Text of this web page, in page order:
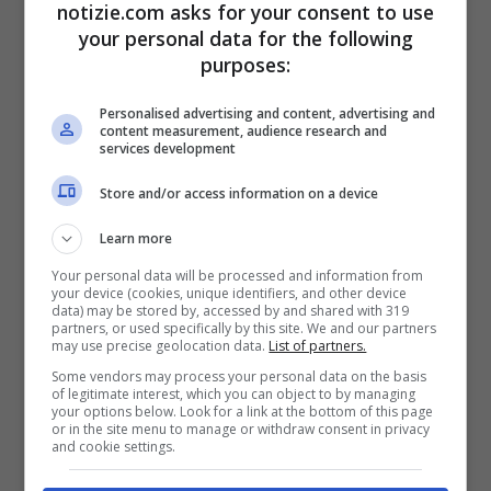
Leggi tutto
ECONOMIA
notizie.com asks for your consent to use
your personal data for the following
purposes:
Personalised advertising and content, advertising and
content measurement, audience research and
services development
Store and/or access information on a device
Learn more
Your personal data will be processed and information from
your device (cookies, unique identifiers, and other device
data) may be stored by, accessed by and shared with 319
partners, or used specifically by this site. We and our partners
may use precise geolocation data. List of partners.
Some vendors may process your personal data on the basis
of legitimate interest, which you can object to by managing
your options below. Look for a link at the bottom of this page
or in the site menu to manage or withdraw consent in privacy
and cookie settings.